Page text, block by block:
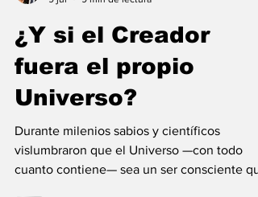
María Mercedes y Vladimir Gessen
¿Y si el Creador
fuera el propio